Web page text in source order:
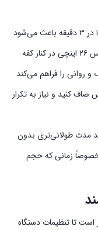
سیستم بخار از بالا و آماده‌به‌کار شدن دستگاه تنها در ۳ دقیقه باعث می‌شود
زمان انتظار شما به حداقل برسد. طول صفحه پرس ۲۶ اینچی در کنار کفه
روانی را فراهم می‌کند
صاف کنید و نیاز به تکرار
کمک می‌کند مدت طولانی‌تری بدون
مخصوصاً زمانی که حجم
مجهز است تا تنظیمات دستگاه